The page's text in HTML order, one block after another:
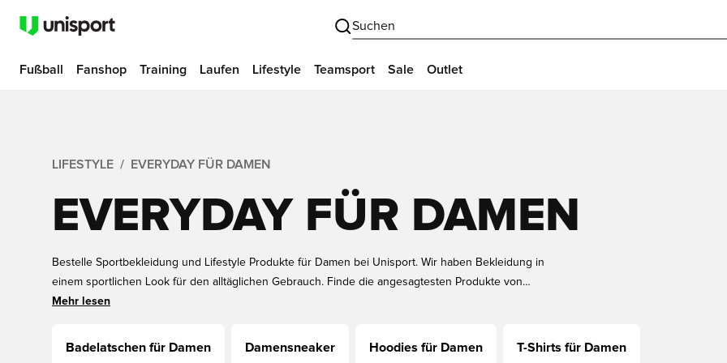
Suchen
Fußball Fanshop Training Laufen Lifestyle Teamsport Sale Outlet
LIFESTYLE EVERYDAY FÜR DAMEN
EVERYDAY FÜR DAMEN
Bestelle Sportbekleidung und Lifestyle Produkte für Damen bei Unisport. Wir haben Bekleidung in
einem sportlichen Look für den alltäglichen Gebrauch. Finde die angesagtesten Produkte von
Marken wie Nike, adidas, Puma und vielen mehr. Hole dir jetzt einen Hoodie, Jogginghose,
Mehr lesen
Badelatschen für Damen Damensneaker Hoodies für Damen T-Shirts für Damen